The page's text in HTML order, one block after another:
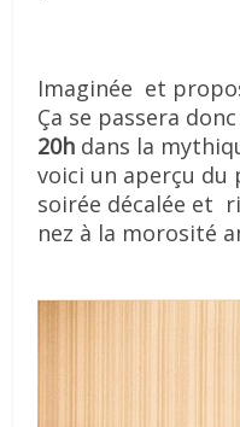
Imaginée et
Ça se passera
20h dans la
voici un aperçu du
soirée décalée et
nez à la morosité